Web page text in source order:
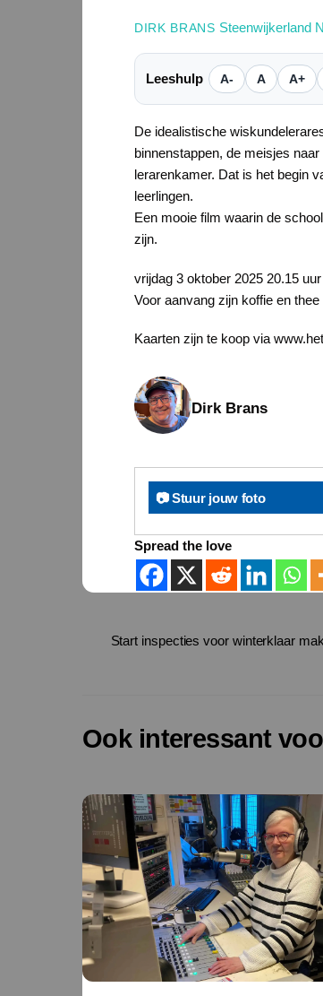
DIRK BRANS Steenwijkerland
Leeshulp A- A A+
De idealistische
binnenstappen, de meisjes
lerarenkamer. Dat is het begin
leerlingen.
Een mooie film waarin de
zijn.
vrijdag 3 oktober 2025 20.15
Voor aanvang zijn koffie en thee
Kaarten zijn te koop via
Dirk Brans
📷 Stuur jouw foto
Spread the love
Start inspecties voor winterklaar
Ook interessant